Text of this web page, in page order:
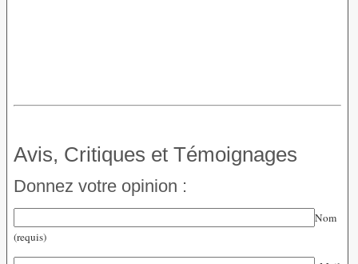
Avis, Critiques et Témoignages
Donnez votre opinion :
Nom
(requis)